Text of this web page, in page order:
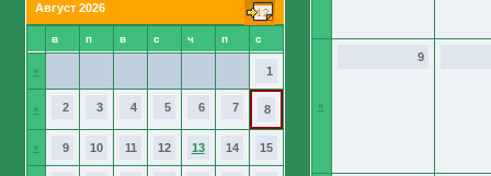
Август 2026
в п в с ч п с
» 1
» 2 3 4 5 6 7 8
» 9 10 11 12 13 14 15
»
9